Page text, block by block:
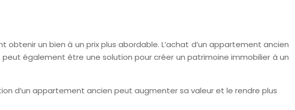
un bien à un prix plus abordable. L’achat d’un appartement ancien
également être une solution pour créer un patrimoine immobilier à un
d’un appartement ancien peut augmenter sa valeur et le rendre plus